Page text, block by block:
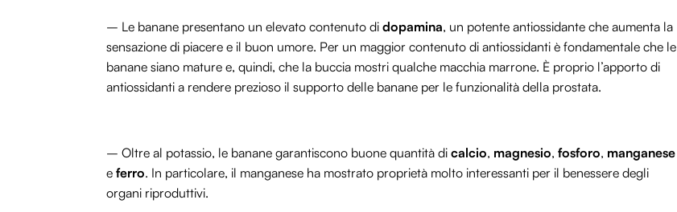
– Le banane presentano un elevato contenuto di dopamina, un potente antiossidante che aumenta la
sensazione di piacere e il buon umore. Per un maggior contenuto di antiossidanti è fondamentale che le
banane siano mature e, quindi, che la buccia mostri qualche macchia marrone. È proprio l’apporto di
antiossidanti a rendere prezioso il supporto delle banane per le funzionalità della prostata.
– Oltre al potassio, le banane garantiscono buone quantità di calcio, magnesio, fosforo, manganese
e ferro. In particolare, il manganese ha mostrato proprietà molto interessanti per il benessere degli
organi riproduttivi.